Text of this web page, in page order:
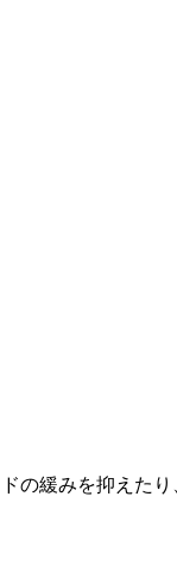
の緩みを抑えた